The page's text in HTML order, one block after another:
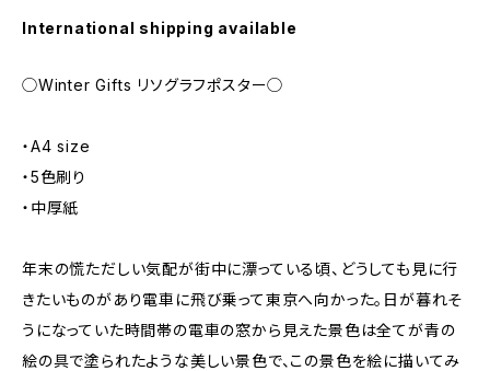
International shipping available
◯Winter Gifts リソグラフポスター◯
・A4 size
・5色刷り
・中厚紙
年末の慌ただしい気配が街中に漂っている頃、どうしても見に行
きたいものがあり電車に飛び乗って東京へ向かった。日が暮れそ
うになっていた時間帯の電車の窓から見えた景色は全てが青の
絵の具で塗られたような美しい景色で、この景色を絵に描いてみ